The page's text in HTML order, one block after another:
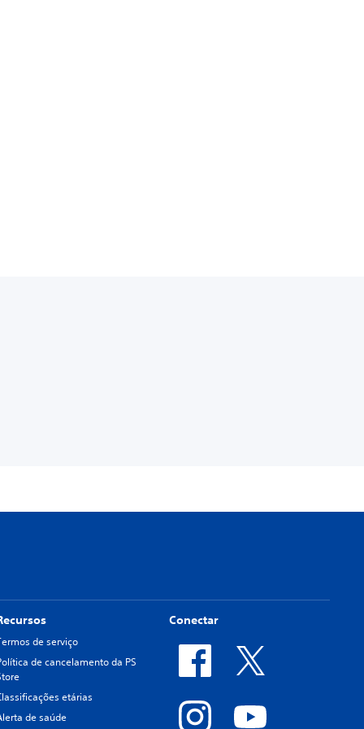
de serviço
de cancelamento da PS
etárias
de saúde
Conectar